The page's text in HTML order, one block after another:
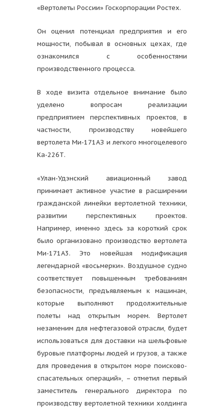
«Вертолеты России» Госкорпорации Ростех.
Он оценил потенциал предприятия и его
мощности, побывал в основных цехах, где
ознакомился с особенностями
производственного процесса.
В ходе визита отдельное внимание было
уделено вопросам реализации
предприятием перспективных проектов, в
частности, производству новейшего
вертолета Ми-171АЗ и легкого многоцелевого
Ка-226Т.
«Улан-Удэнский авиационный завод
принимает активное участие в расширении
гражданской линейки вертолетной техники,
развитии перспективных проектов.
Например, именно здесь за короткий срок
было организовано производство вертолета
Ми-171А3. Это новейшая модификация
легендарной «восьмерки». Воздушное судно
соответствует повышенным требованиям
безопасности, предъявляемым к машинам,
которые выполняют продолжительные
полеты над открытым морем. Вертолет
незаменим для нефтегазовой отрасли, будет
использоваться для доставки на шельфовые
буровые платформы людей и грузов, а также
для проведения в открытом море поисково-
спасательных операций», – отметил первый
заместитель генерального директора по
производству вертолетной техники холдинга